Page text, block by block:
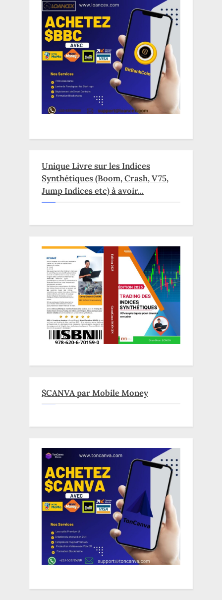
Unique Livre sur les Indices
Synthétiques (Boom, Crash, V75,
Jump Indices etc) à avoir...
$CANVA par Mobile Money